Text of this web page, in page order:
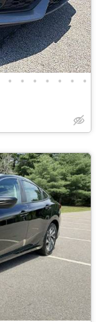
• • • • • • •